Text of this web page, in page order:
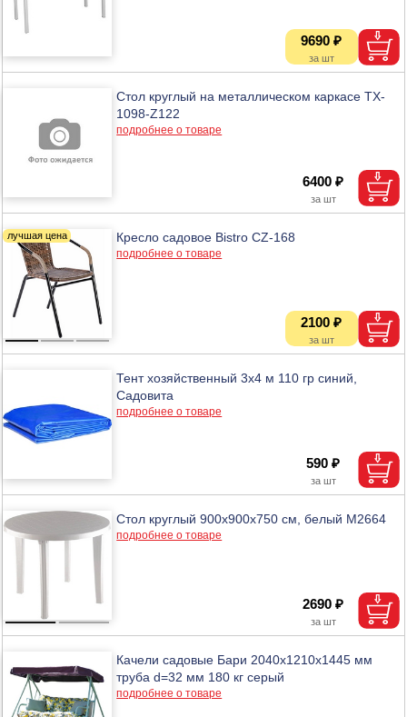
9690 ₽
Стол круглый на металлическом каркасе TX-
1098-Z122
подробнее о товаре
6400 ₽
Кресло садовое Bistro CZ-168
подробнее о товаре
2100 ₽
Тент хозяйственный 3х4 м 110 гр синий,
Садовита
подробнее о товаре
590 ₽
Стол круглый 900х900х750 см, белый М2664
подробнее о товаре
2690 ₽
Качели садовые Бари 2040х1210х1445 мм
труба d=32 мм 180 кг серый
подробнее о товаре